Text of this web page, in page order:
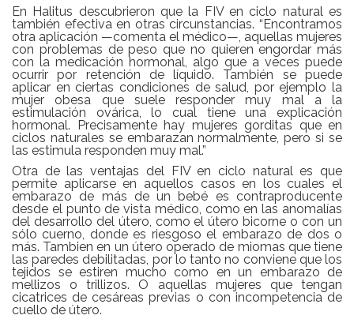
En Halitus descubrieron que la FIV en ciclo natural es
también efectiva en otras circunstancias. “Encontramos
otra aplicación —comenta el médico—, aquellas mujeres
con problemas de peso que no quieren engordar más
con la medicación hormonal, algo que a veces puede
ocurrir por retención de líquido. También se puede
aplicar en ciertas condiciones de salud, por ejemplo la
mujer obesa que suele responder muy mal a la
estimulación ovárica, lo cual tiene una explicación
hormonal. Precisamente hay mujeres gorditas que en
ciclos naturales se embarazan normalmente, pero si se
las estimula responden muy mal.”
Otra de las ventajas del FIV en ciclo natural es que
permite aplicarse en aquellos casos en los cuales el
embarazo de más de un bebé es contraproducente
desde el punto de vista médico, como en las anomalías
del desarrollo del útero, como el útero bicorne o con un
sólo cuerno, donde es riesgoso el embarazo de dos o
más. Tambien en un útero operado de miomas que tiene
las paredes debilitadas, por lo tanto no conviene que los
tejidos se estiren mucho como en un embarazo de
mellizos o trillizos. O aquellas mujeres que tengan
cicatrices de cesáreas previas o con incompetencia de
cuello de útero.